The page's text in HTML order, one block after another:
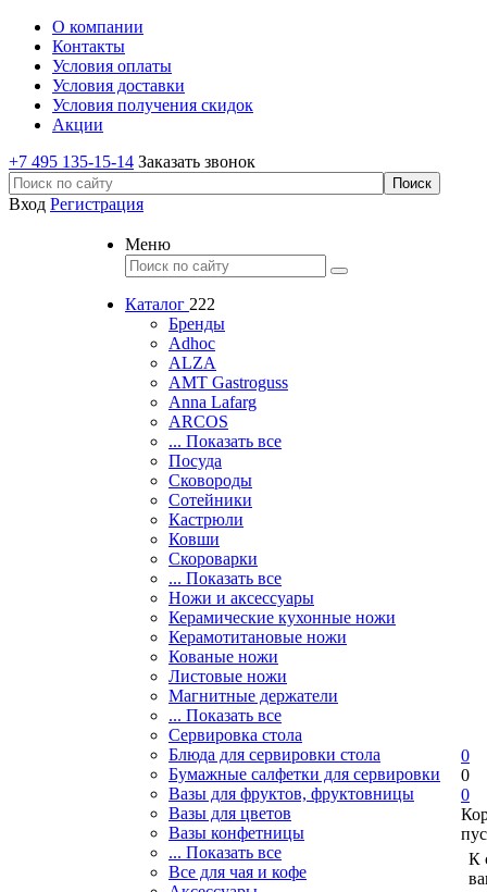
О компании
Контакты
Условия оплаты
Условия доставки
Условия получения скидок
Акции
+7 495 135-15-14 Заказать звонок
Вход Регистрация
Меню
Каталог 222
Бренды
Adhoc
ALZA
AMT Gastroguss
Anna Lafarg
ARCOS
... Показать все
Посуда
Сковороды
Сотейники
Кастрюли
Ковши
Скороварки
... Показать все
Ножи и аксессуары
Керамические кухонные ножи
Керамотитановые ножи
Кованые ножи
Листовые ножи
Магнитные держатели
... Показать все
Сервировка стола
Блюда для сервировки стола
Бумажные салфетки для сервировки
Вазы для фруктов, фруктовницы
Вазы для цветов
Вазы конфетницы
... Показать все
Все для чая и кофе
0
0
0
К